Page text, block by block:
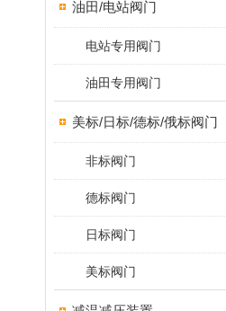
油田/电站阀门
电站专用阀门
油田专用阀门
美标/日标/德标/俄标阀门
非标阀门
德标阀门
日标阀门
美标阀门